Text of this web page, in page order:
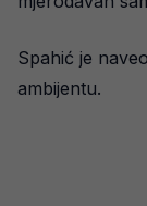
Spahić je
ambijentu.